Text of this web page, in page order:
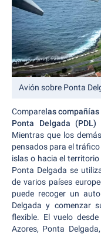
Avión sobre Ponta
Comparelas
Ponta Delgada (PDL)
Mientras que los
pensados para el
islas o hacia el
Ponta Delgada se
de varios países
puede recoger un
Delgada y comenzar
flexible. El vuelo desde
Azores, Ponta